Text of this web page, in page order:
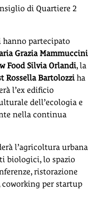
di Quartiere 2
hanno partecipato
Grazia Mammuccini
Food Silvia Orlandi, la
Rossella Bartolozzi ha
l’ex edificio
dell’ecologia e
nella continua
l’agricoltura urbana
biologici, lo spazio
ristorazione
per startup